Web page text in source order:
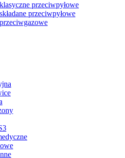
przeciwpyłowe
przeciwpyłowe